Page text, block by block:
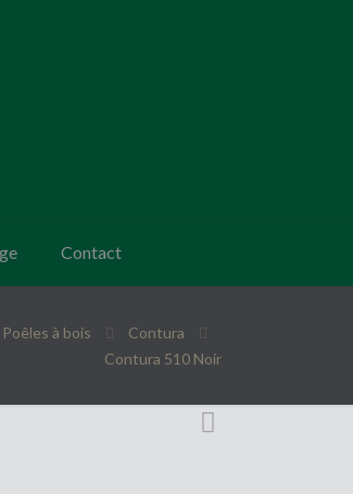
Contact
Poêles à bois
Contura
Contura 510 Noir